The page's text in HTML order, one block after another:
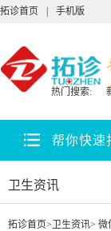
拓诊首页 手机版
热门搜索:
帮你快速
卫生资讯
拓诊首页> 卫生资讯> 微